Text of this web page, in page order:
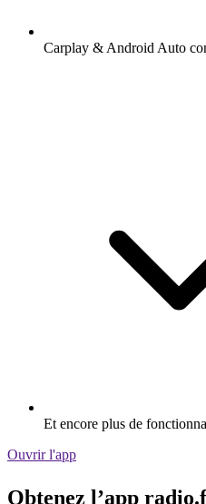
Carplay & Android Auto
Et encore plus de
Ouvrir l'app
Obtenez l’app